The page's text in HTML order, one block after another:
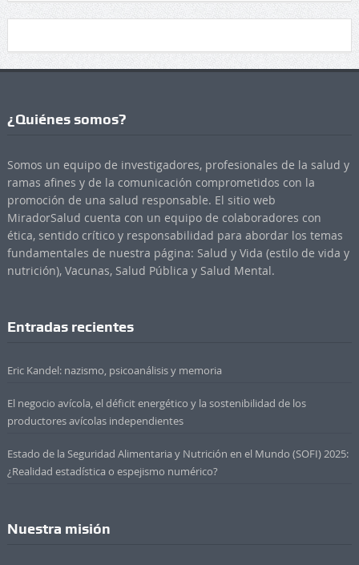
¿Quiénes somos?
Somos un equipo de investigadores, profesionales de la salud y
ramas afines y de la comunicación comprometidos con la
promoción de una salud responsable. El sitio web
MiradorSalud cuenta con un equipo de colaboradores con
ética, sentido crítico y responsabilidad para abordar los temas
fundamentales de nuestra página: Salud y Vida (estilo de vida y
nutrición), Vacunas, Salud Pública y Salud Mental.
Entradas recientes
Eric Kandel: nazismo, psicoanálisis y memoria
El negocio avícola, el déficit energético y la sostenibilidad de los
productores avícolas independientes
Estado de la Seguridad Alimentaria y Nutrición en el Mundo (SOFI) 2025:
¿Realidad estadística o espejismo numérico?
Nuestra misión